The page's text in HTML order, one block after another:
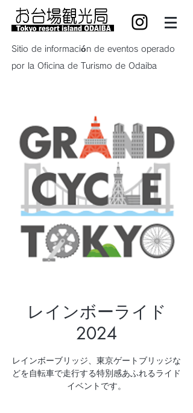
Sitio de información de eventos operado
por la Oficina de Turismo de Odaiba
レインボーライド
2024
レインボーブリッジ、東京ゲートブリッジな
どを自転車で走行する特別感あふれるライド
イベントです。